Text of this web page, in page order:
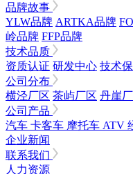
品牌故事
YLW品牌 ARTKA品牌
岭品牌 FFP品牌
技术品质
资质认证 研发中心 技术
公司分布
横泾厂区 茶屿厂区 丹崖
公司产品
汽车 卡客车 摩托车 ATV
企业新闻
联系我们
人力资源